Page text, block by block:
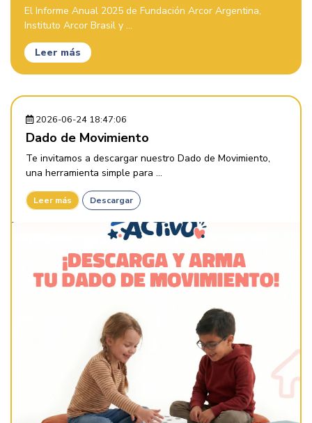
El Informe Anual 2025 de Fundación Arcor Argentina,
Instituto Arcor Brasil y ...
Leer más
2026-06-24 18:47:06
Dado de Movimiento
Te invitamos a descargar nuestro Dado de Movimiento,
una herramienta simple para ...
Leer más Descargar